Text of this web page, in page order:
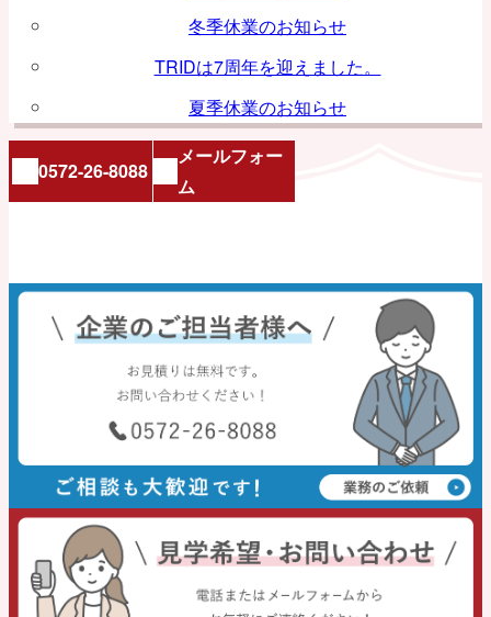
冬季休業のお知らせ
TRIDは7周年を迎えました。
夏季休業のお知らせ
0572-26-8088
メールフォー
ム